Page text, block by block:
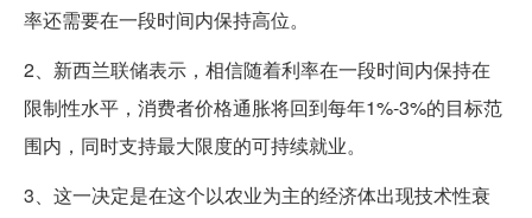
率还需要在一段时间内保持高位。
2、新西兰联储表示，相信随着利率在一段时间内保持在
限制性水平，消费者价格通胀将回到每年1%-3%的目标范
围内，同时支持最大限度的可持续就业。
3、这一决定是在这个以农业为主的经济体出现技术性衰